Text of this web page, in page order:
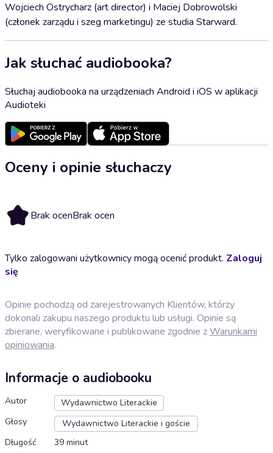
Wojciech Ostrycharz (art director) i Maciej Dobrowolski
(członek zarządu i szeg marketingu) ze studia Starward.
Jak słuchać audiobooka?
Słuchaj audiobooka na urządzeniach Android i iOS w aplikacji
Audioteki
Oceny i opinie słuchaczy
Brak ocenBrak ocen
Tylko zalogowani użytkownicy mogą ocenić produkt. Zaloguj
się
Opinie pochodzą od zarejestrowanych Klientów, którzy
dokonali zakupu naszego produktu lub usługi. Opinie są
zbierane, weryfikowane i publikowane zgodnie zWarunkami
opiniowania.
Informacje o audiobooku
Autor
Wydawnictwo Literackie
Głosy
Wydawnictwo Literackie i goście
Długość
39 minut